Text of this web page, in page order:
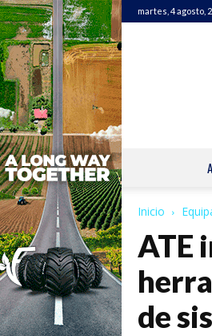
martes, 4 agosto,
Inicio
ATE
de